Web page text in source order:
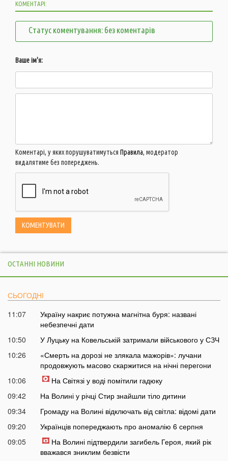
КОМЕНТАРІ:
Статус коментування: без коментарів
Ваше ім'я:
Коментарі, у яких порушуватимуться Правила, модератор
видалятиме без попереджень.
ОСТАННІ НОВИНИ
СЬОГОДНІ
11:07
Україну накриє потужна магнітна буря: названі
небезпечні дати
10:50
У Луцьку на Ковельській затримали військового у СЗЧ
10:26
«Смерть на дорозі не злякала мажорів»: лучани
продовжують масово скаржитися на нічні перегони
10:06
На Світязі у воді помітили гадюку
09:42
На Волині у річці Стир знайшли тіло дитини
09:34
Громаду на Волині відключать від світла: відомі дати
09:20
Українців попереджають про аномалію 6 серпня
09:05
На Волині підтвердили загибель Героя, який рік
вважався зниклим безвісти